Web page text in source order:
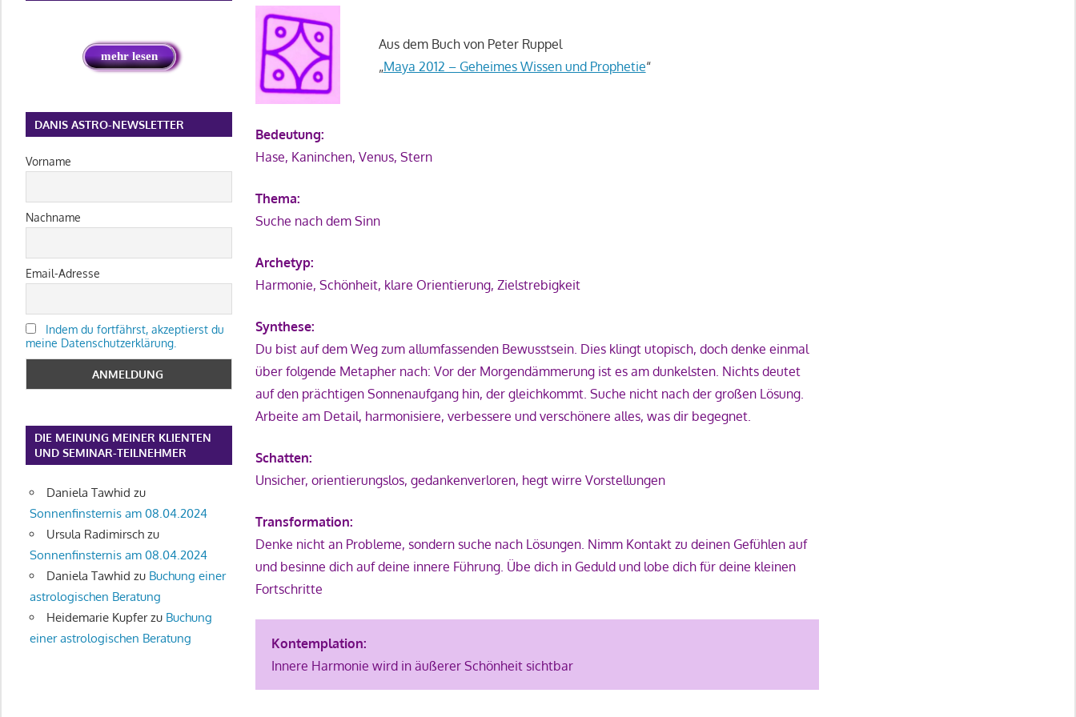
Aus dem Buch von Peter Ruppel
„Maya 2012 – Geheimes Wissen und Prophetie“
Bedeutung:
Hase, Kaninchen, Venus, Stern
Thema:
Suche nach dem Sinn
Archetyp:
Harmonie, Schönheit, klare Orientierung, Zielstrebigkeit
Synthese:
Du bist auf dem Weg zum allumfassenden Bewusstsein. Dies klingt utopisch, doch denke einmal
über folgende Metapher nach: Vor der Morgendämmerung ist es am dunkelsten. Nichts deutet
auf den prächtigen Sonnenaufgang hin, der gleichkommt. Suche nicht nach der großen Lösung.
Arbeite am Detail, harmonisiere, verbessere und verschönere alles, was dir begegnet.
Schatten:
Unsicher, orientierungslos, gedankenverloren, hegt wirre Vorstellungen
Transformation:
Denke nicht an Probleme, sondern suche nach Lösungen. Nimm Kontakt zu deinen Gefühlen auf
und besinne dich auf deine innere Führung. Übe dich in Geduld und lobe dich für deine kleinen
Fortschritte
Kontemplation:
Innere Harmonie wird in äußerer Schönheit sichtbar
mehr lesen
DANIS ASTRO-NEWSLETTER
Vorname
Nachname
Email-Adresse
Indem du fortfährst, akzeptierst du
meine Datenschutzerklärung.
DIE MEINUNG MEINER KLIENTEN
UND SEMINAR-TEILNEHMER
Daniela Tawhid zu
Sonnenfinsternis am 08.04.2024
Ursula Radimirschzu
Sonnenfinsternis am 08.04.2024
Daniela Tawhid zu Buchung einer
astrologischen Beratung
Heidemarie Kupferzu Buchung
einer astrologischen Beratung